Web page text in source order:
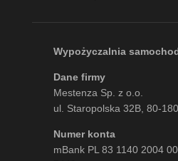
Wypożyczalnia
Dane firmy
Mestenza Sp. z o.o.
ul. Staropolska 32B, 80-
Numer konta
mBank PL 83 1140 2004